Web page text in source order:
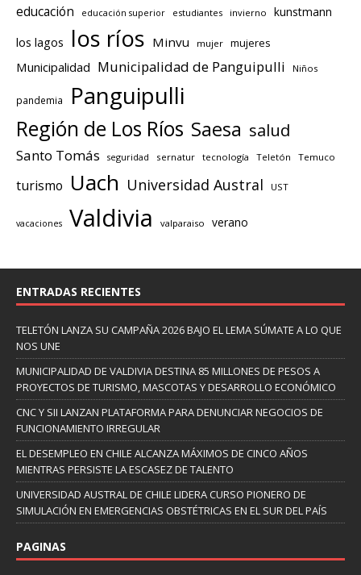
educación educación superior estudiantes invierno kunstmann
los lagos los ríos Minvu mujer mujeres
Municipalidad Municipalidad de Panguipulli Niños
pandemia Panguipulli
Región de Los Ríos Saesa salud
Santo Tomás seguridad sernatur tecnología Teletón Temuco
turismo Uach Universidad Austral UST
vacaciones Valdivia valparaiso verano
ENTRADAS RECIENTES
TELETÓN LANZA SU CAMPAÑA 2026 BAJO EL LEMA SÚMATE A LO QUE
NOS UNE
MUNICIPALIDAD DE VALDIVIA DESTINA 85 MILLONES DE PESOS A
PROYECTOS DE TURISMO, MASCOTAS Y DESARROLLO ECONÓMICO
CNC Y SII LANZAN PLATAFORMA PARA DENUNCIAR NEGOCIOS DE
FUNCIONAMIENTO IRREGULAR
EL DESEMPLEO EN CHILE ALCANZA MÁXIMOS DE CINCO AÑOS
MIENTRAS PERSISTE LA ESCASEZ DE TALENTO
UNIVERSIDAD AUSTRAL DE CHILE LIDERA CURSO PIONERO DE
SIMULACIÓN EN EMERGENCIAS OBSTÉTRICAS EN EL SUR DEL PAÍS
PAGINAS